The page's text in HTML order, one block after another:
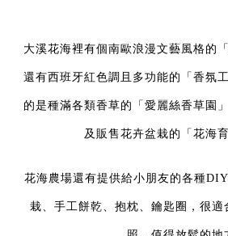
大溪花海裡有個南歐浪漫文藝風格的
還有西班牙紅色調且多功能的「香氛
的是種滿各類香草的「愛麗絲香草園
及販售花卉盆栽的「花海
花海農場還有提供給小朋友的各種
栽、手工餅乾、抱枕、鑰匙圈 ， 很適